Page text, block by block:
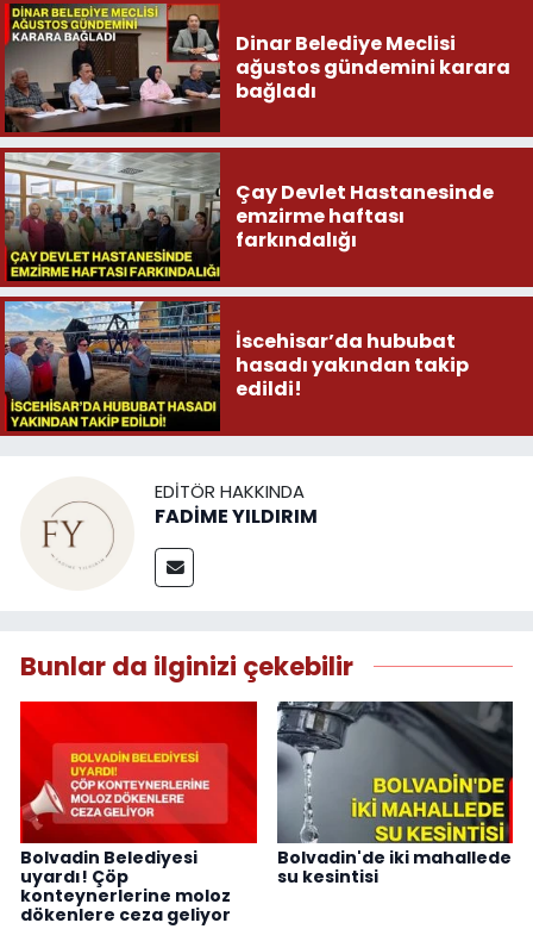
Dinar Belediye Meclisi
ağustos gündemini karara
bağladı
Çay Devlet Hastanesinde
emzirme haftası
farkındalığı
İscehisar’da hububat
hasadı yakından takip
edildi!
EDITÖR HAKKINDA
FADİME YILDIRIM
Bunlar da ilginizi çekebilir
Bolvadin Belediyesi
uyardı! Çöp
konteynerlerine moloz
dökenlere ceza geliyor
Bolvadin'de iki mahallede
su kesintisi